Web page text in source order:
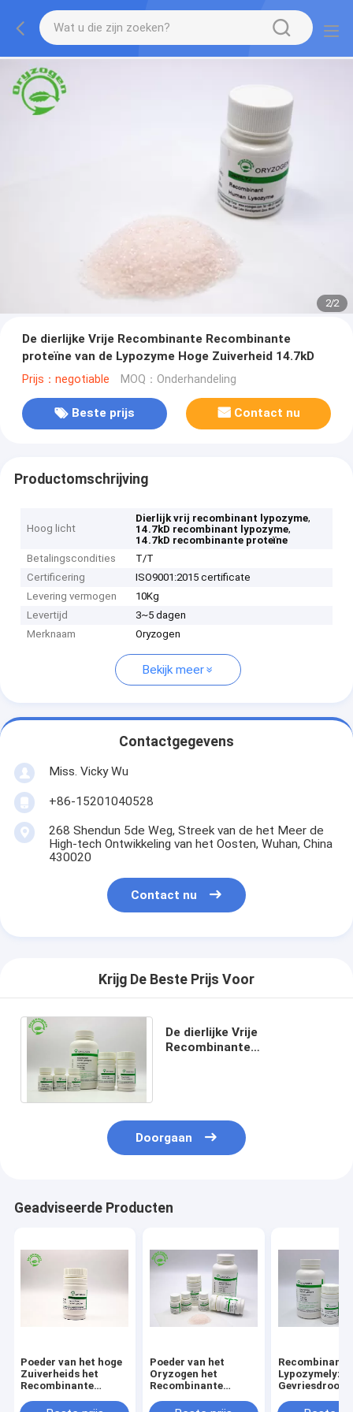
2/2
De dierlijke Vrije Recombinante Recombinante
proteïne van de Lypozyme Hoge Zuiverheid 14.7kD
Prijs：negotiable MOQ：Onderhandeling
Beste prijs Contact nu
Productomschrijving
Hoog licht
Dierlijk vrij recombinant lypozyme,
14.7kD recombinant lypozyme,
14.7kD recombinante proteïne
Betalingscondities
T/T
Certificering
ISO9001:2015 certificate
Levering vermogen
10Kg
Levertijd
3~5 dagen
Merknaam
Oryzogen
Bekijk meer
Contactgegevens
Miss. Vicky Wu
+86-15201040528
268 Shendun 5de Weg, Streek van de het Meer de
High-tech Ontwikkeling van het Oosten, Wuhan, China
430020
Contact nu
Krijg De Beste Prijs Voor
De dierlijke Vrije
Recombinante
Doorgaan
Geadviseerde Producten
Poeder van het hoge
Zuiverheids het
Recombinante
Antimicrobial
Poeder van het
Oryzogen het
Recombinante
Bulklevering CAS No
Recombinant
Lypozymelyz
Gevriesdroogd